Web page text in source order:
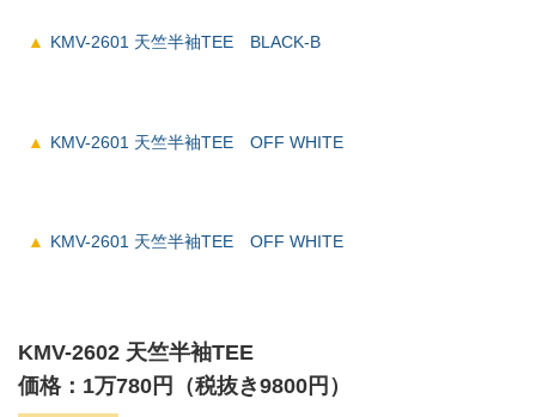
KMV-2601 天竺半袖TEE BLACK-B
KMV-2601 天竺半袖TEE OFF WHITE
KMV-2601 天竺半袖TEE OFF WHITE
KMV-2602 天竺半袖TEE
価格：1万780円（税抜き9800円）